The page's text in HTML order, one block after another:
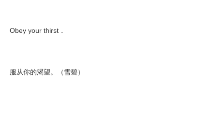
Obey your thirst．
服从你的渴望。（雪碧）